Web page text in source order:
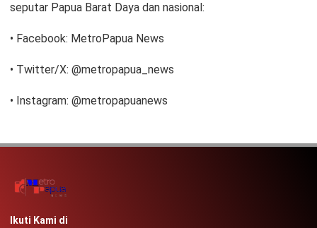
seputar Papua Barat Daya dan nasional:
• Facebook: MetroPapua News
• Twitter/X: @metropapua_news
• Instagram: @metropapuanews
Ikuti Kami di